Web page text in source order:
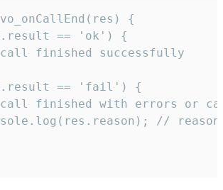
{
== 'ok') {
finished successfully
== 'fail') {
finished with errors or
//